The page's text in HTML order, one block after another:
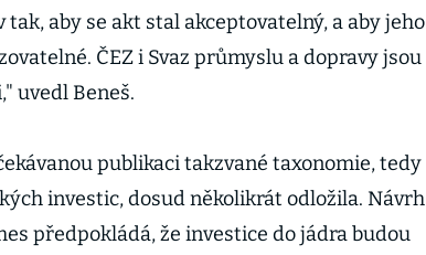
aby se akt stal akceptovatelný, a aby jeho
ČEZ i Svaz průmyslu a dopravy jsou
uvedl Beneš.
publikaci takzvané taxonomie, tedy
investic, dosud několikrát odložila. Návrh
předpokládá, že investice do jádra budou